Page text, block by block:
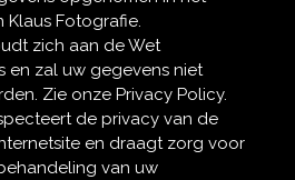
Fotografie.
zich aan de Wet
en zal uw gegevens niet
Zie onze Privacy Policy.
de privacy van de
en draagt zorg voor
van uw